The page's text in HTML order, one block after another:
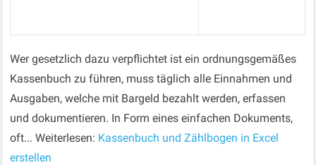
Wer gesetzlich dazu verpflichtet ist ein ordnungsgemäßes
Kassenbuch zu führen, muss täglich alle Einnahmen und
Ausgaben, welche mit Bargeld bezahlt werden, erfassen
und dokumentieren. In Form eines einfachen Dokuments,
oft... Weiterlesen: Kassenbuch und Zählbogen in Excel
erstellen